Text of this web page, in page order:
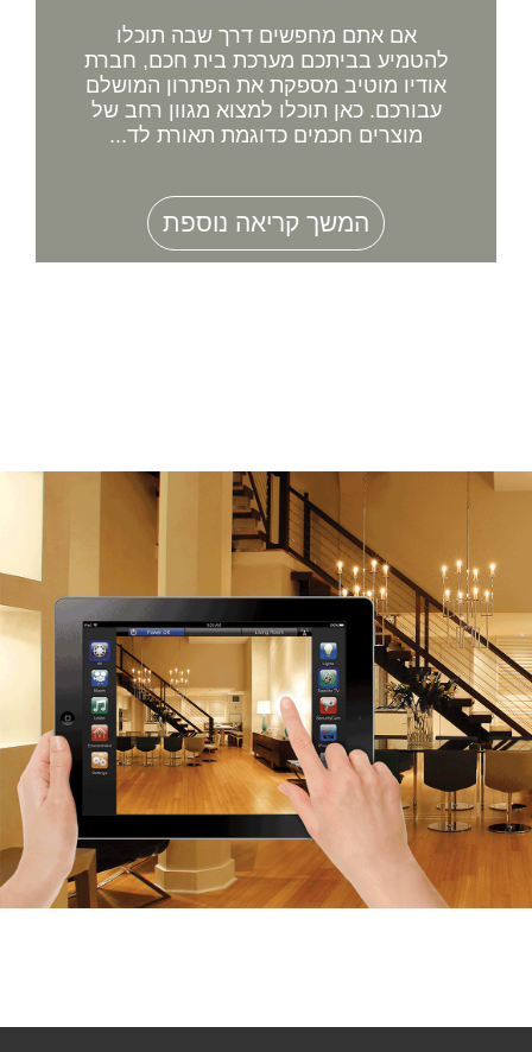
אם אתם מחפשים דרך שבה תוכלו
להטמיע בביתכם מערכת בית חכם, חברת
אודיו מוטיב מספקת את הפתרון המושלם
עבורכם. כאן תוכלו למצוא מגוון רחב של
מוצרים חכמים כדוגמת תאורת לד...
המשך קריאה נוספת